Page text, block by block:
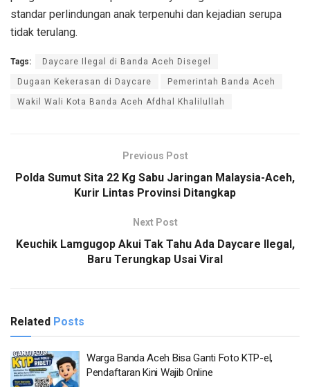
standar perlindungan anak terpenuhi dan kejadian serupa
tidak terulang.
Tags: Daycare Ilegal di Banda Aceh Disegel
Dugaan Kekerasan di Daycare Pemerintah Banda Aceh
Wakil Wali Kota Banda Aceh Afdhal Khalilullah
Previous Post
Polda Sumut Sita 22 Kg Sabu Jaringan Malaysia-Aceh,
Kurir Lintas Provinsi Ditangkap
Next Post
Keuchik Lamgugop Akui Tak Tahu Ada Daycare Ilegal,
Baru Terungkap Usai Viral
Related Posts
Warga Banda Aceh Bisa Ganti Foto KTP-el,
Pendaftaran Kini Wajib Online